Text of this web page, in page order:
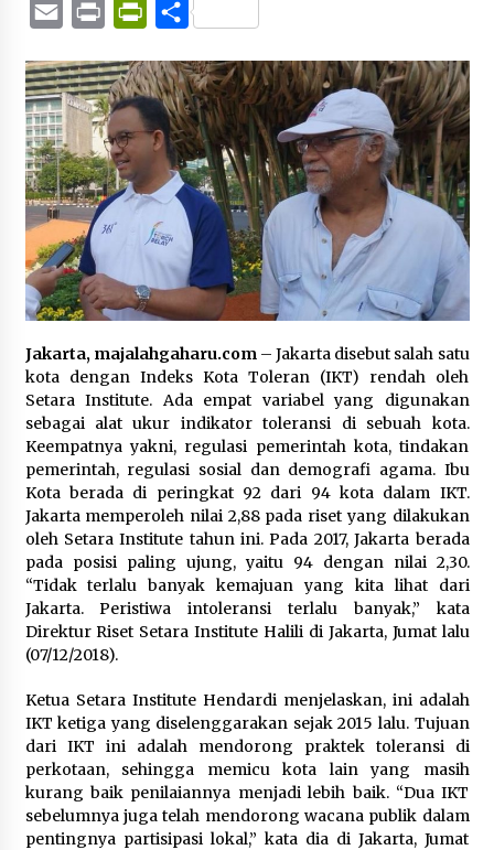
Email Print PrintFriendly
Share
Jakarta, majalahgaharu.com – Jakarta disebut salah satu
kota dengan Indeks Kota Toleran (IKT) rendah oleh
Setara Institute. Ada empat variabel yang digunakan
sebagai alat ukur indikator toleransi di sebuah kota.
Keempatnya yakni, regulasi pemerintah kota, tindakan
pemerintah, regulasi sosial dan demografi agama. Ibu
Kota berada di peringkat 92 dari 94 kota dalam IKT.
Jakarta memperoleh nilai 2,88 pada riset yang dilakukan
oleh Setara Institute tahun ini. Pada 2017, Jakarta berada
pada posisi paling ujung, yaitu 94 dengan nilai 2,30.
“Tidak terlalu banyak kemajuan yang kita lihat dari
Jakarta. Peristiwa intoleransi terlalu banyak,” kata
Direktur Riset Setara Institute Halili di Jakarta, Jumat lalu
(07/12/2018).
Ketua Setara Institute Hendardi menjelaskan, ini adalah
IKT ketiga yang diselenggarakan sejak 2015 lalu. Tujuan
dari IKT ini adalah mendorong praktek toleransi di
perkotaan, sehingga memicu kota lain yang masih
kurang baik penilaiannya menjadi lebih baik. “Dua IKT
sebelumnya juga telah mendorong wacana publik dalam
pentingnya partisipasi lokal,” kata dia di Jakarta, Jumat